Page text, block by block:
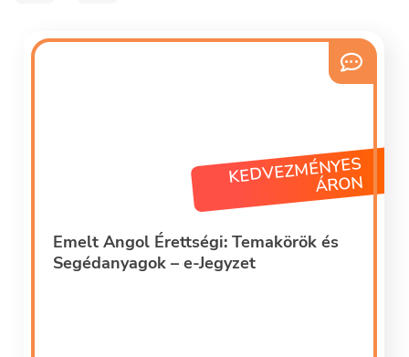
KEDVEZMÉNYES
ÁRON
Emelt Angol Érettségi: Temakörök és
Segédanyagok – e-Jegyzet